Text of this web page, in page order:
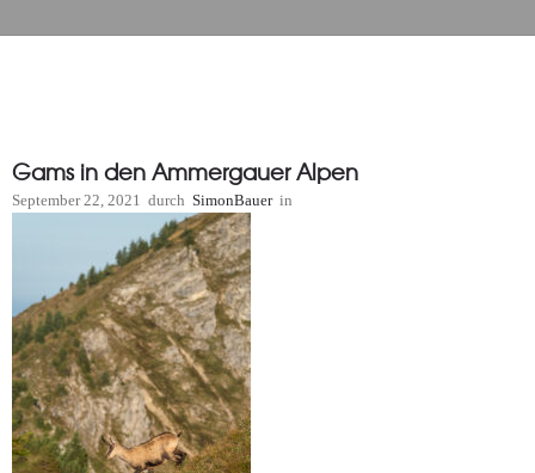
Gams in den Ammergauer Alpen
September 22, 2021 durch SimonBauer in